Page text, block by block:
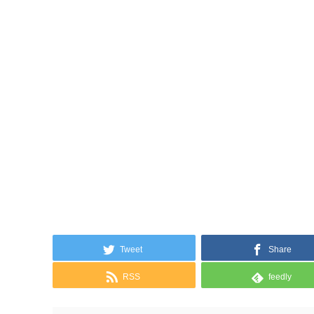
Tweet Share
RSS feedly